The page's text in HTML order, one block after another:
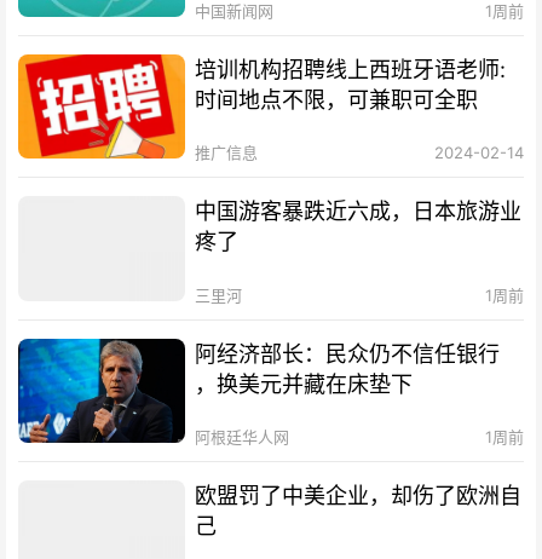
中国新闻网 1周前
培训机构招聘线上西班牙语老师:
时间地点不限，可兼职可全职
推广信息 2024-02-14
中国游客暴跌近六成，日本旅游业
疼了
三里河 1周前
阿经济部长：民众仍不信任银行
，换美元并藏在床垫下
阿根廷华人网 1周前
欧盟罚了中美企业，却伤了欧洲自
己